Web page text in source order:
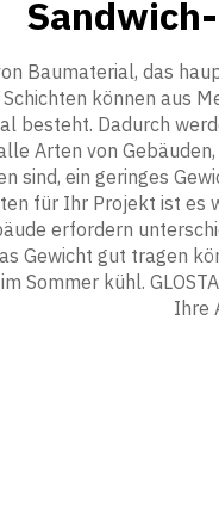
Baumaterial, das
können aus
Dadurch
Arten von
sind, ein geringes
für Ihr Projekt ist es
erfordern
Gewicht gut tragen
Sommer kühl.
Ihre